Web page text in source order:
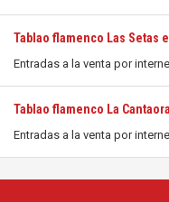
Tablao flamenco Las Setas
Entradas a la venta por
Tablao flamenco La
Entradas a la venta por